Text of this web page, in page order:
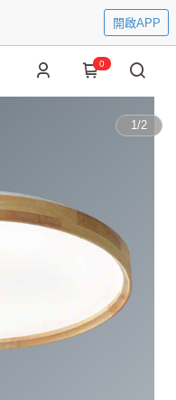
開啟APP
0
1/2